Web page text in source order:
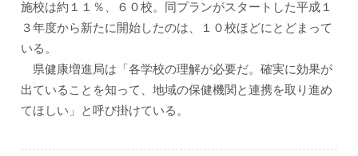
施校は約１１％、６０校。同プランがスタートした平成１
３年度から新たに開始したのは、１０校ほどにとどまって
いる。
県健康増進局は「各学校の理解が必要だ。確実に効果が
出ていることを知って、地域の保健機関と連携を取り進め
てほしい」と呼び掛けている。